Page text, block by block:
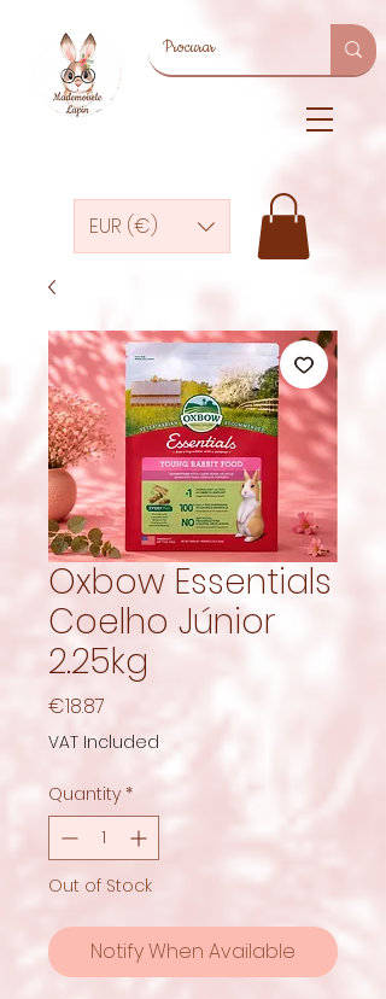
EUR (€)
Oxbow Essentials
Coelho Júnior
2.25kg
€18.87
VAT Included
Quantity *
Out of Stock
Notify When Available